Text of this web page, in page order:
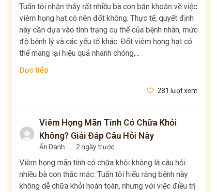
Tuấn tôi nhận thấy rất nhiều bà con băn khoăn về việc
viêm họng hạt có nên đốt không. Thực tế, quyết định
này cần dựa vào tình trạng cụ thể của bệnh nhân, mức
độ bệnh lý và các yếu tố khác. Đốt viêm họng hạt có
thể mang lại hiệu quả nhanh chóng,...
Đọc tiếp
281 lượt xem
Viêm Họng Mãn Tính Có Chữa Khỏi
Không? Giải Đáp Câu Hỏi Này
Ẩn Danh 2 ngày trước
Viêm họng mãn tính có chữa khỏi không là câu hỏi
nhiều bà con thắc mắc. Tuấn tôi hiểu rằng bệnh này
không dễ chữa khỏi hoàn toàn, nhưng với việc điều trị